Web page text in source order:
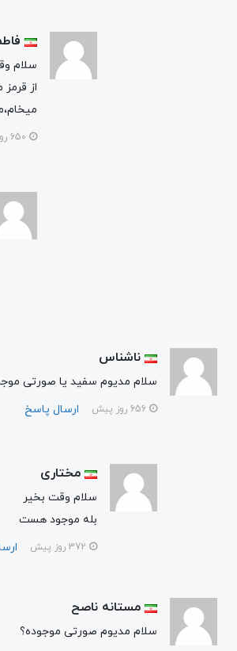
سلام
از
ناشناس
سلام مدیوم سفید یا صورتی
ارسال پاسخ
مختاری
سلام وقت بخیر
بله موجود هست
مستانه ناصح
سلام مدیوم صورتی موجوده؟